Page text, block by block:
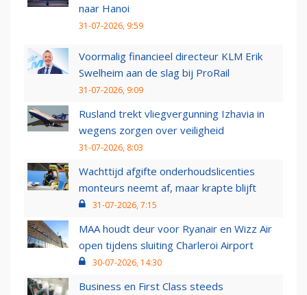
naar Hanoi
31-07-2026, 9:59
Voormalig financieel directeur KLM Erik
Swelheim aan de slag bij ProRail
31-07-2026, 9:09
Rusland trekt vliegvergunning Izhavia in
wegens zorgen over veiligheid
31-07-2026, 8:03
Wachttijd afgifte onderhoudslicenties
monteurs neemt af, maar krapte blijft
31-07-2026, 7:15
MAA houdt deur voor Ryanair en Wizz Air
open tijdens sluiting Charleroi Airport
30-07-2026, 14:30
Business en First Class steeds